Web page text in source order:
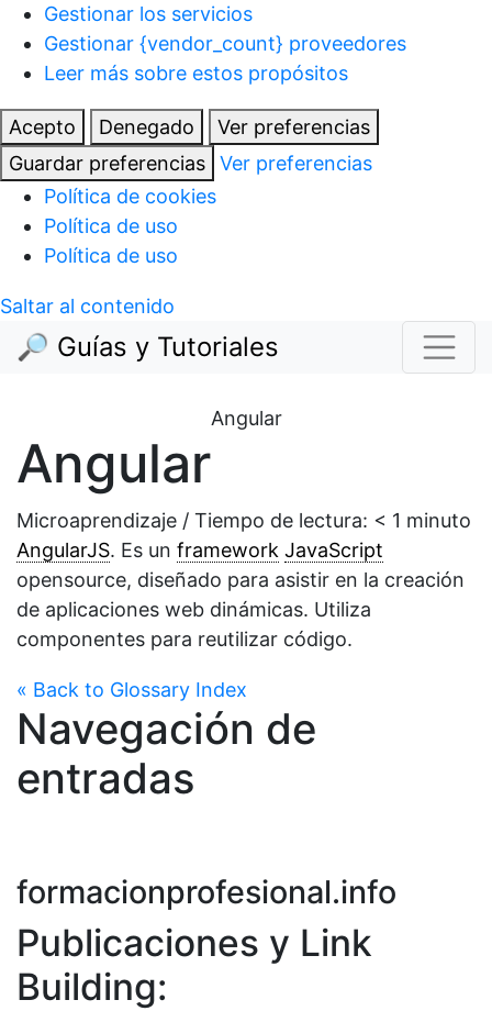
Gestionar los servicios
Gestionar {vendor_count} proveedores
Leer más sobre estos propósitos
Acepto Denegado
Ver preferencias
Guardar preferencias
Ver preferencias
Política de cookies
Política de uso
Política de uso
Saltar al contenido
🔎 Guías y Tutoriales
Angular
Angular
Microaprendizaje / Tiempo de lectura: < 1 minuto
AngularJS. Es un framework JavaScript
opensource, diseñado para asistir en la creación
de aplicaciones web dinámicas. Utiliza
componentes para reutilizar código.
« Back to Glossary Index
Navegación de
entradas
formacionprofesional.info
Publicaciones y Link
Building: